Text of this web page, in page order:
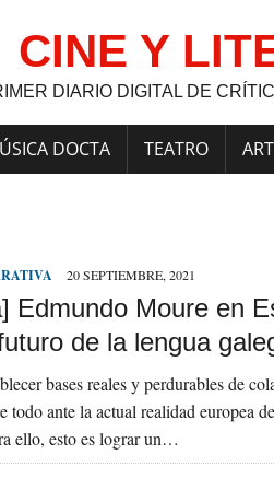
CINE Y
DIARIO DIGITAL DE
DOCTA TEATRO
20 SEPTIEMBRE, 2021
Edmundo Moure en
de la lengua
bases reales y perdurables de
todo ante la actual realidad europea
ello, esto es lograr un…